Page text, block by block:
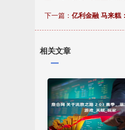
下一篇： 亿利金融 马来糕
相关文章